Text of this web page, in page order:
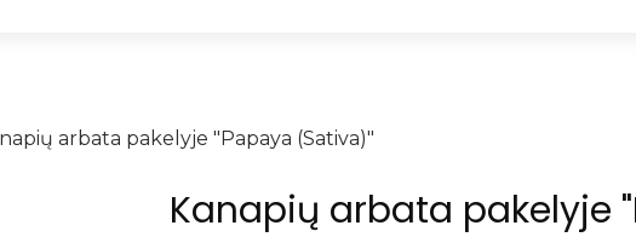
arbata pakelyje "Papaya (Sativa)"
Kanapių arbata pakelyje